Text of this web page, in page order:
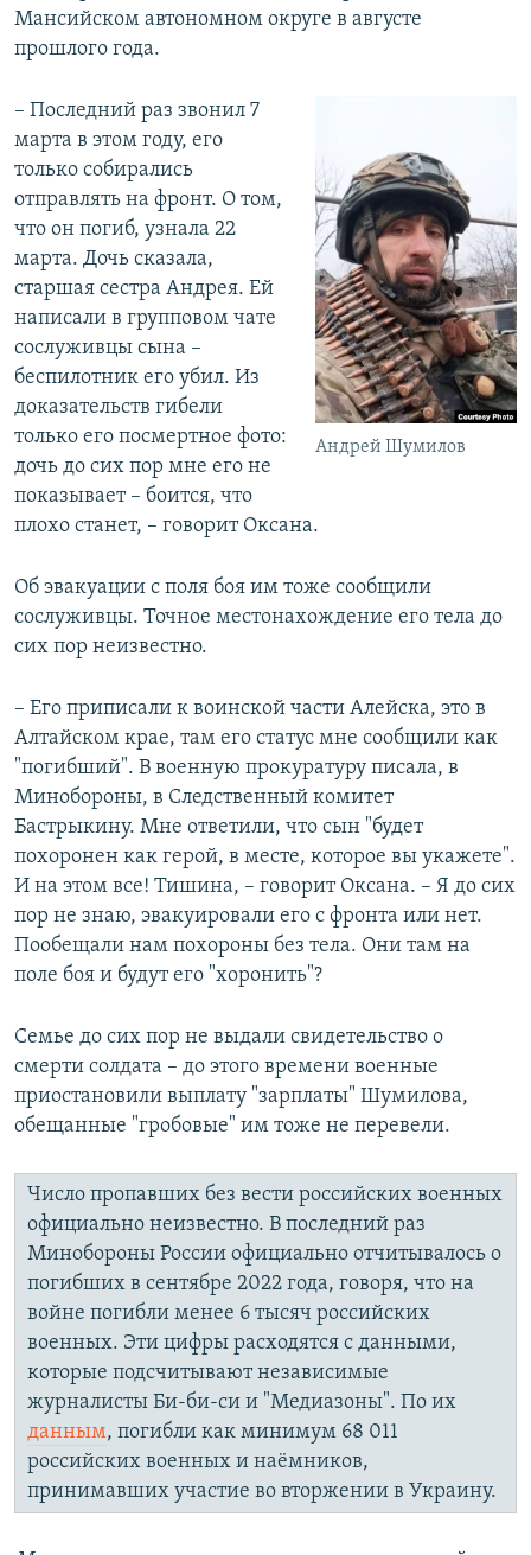
Мансийском автономном округе в августе
прошлого года.
Андрей Шумилов
– Последний раз звонил 7
марта в этом году, его
только собирались
отправлять на фронт. О том,
что он погиб, узнала 22
марта. Дочь сказала,
старшая сестра Андрея. Ей
написали в групповом чате
сослуживцы сына –
беспилотник его убил. Из
доказательств гибели
только его посмертное фото:
дочь до сих пор мне его не
показывает – боится, что
плохо станет, – говорит Оксана.
Об эвакуации с поля боя им тоже сообщили
сослуживцы. Точное местонахождение его тела до
сих пор неизвестно.
– Его приписали к воинской части Алейска, это в
Алтайском крае, там его статус мне сообщили как
"погибший". В военную прокуратуру писала, в
Минобороны, в Следственный комитет
Бастрыкину. Мне ответили, что сын "будет
похоронен как герой, в месте, которое вы укажете".
И на этом все! Тишина, – говорит Оксана. – Я до сих
пор не знаю, эвакуировали его с фронта или нет.
Пообещали нам похороны без тела. Они там на
поле боя и будут его "хоронить"?
Семье до сих пор не выдали свидетельство о
смерти солдата – до этого времени военные
приостановили выплату "зарплаты" Шумилова,
обещанные "гробовые" им тоже не перевели.
Число пропавших без вести российских военных
официально неизвестно. В последний раз
Минобороны России официально отчитывалось о
погибших в сентябре 2022 года, говоря, что на
войне погибли менее 6 тысяч российских
военных. Эти цифры расходятся с данными,
которые подсчитывают независимые
журналисты Би-би-си и "Медиазоны". По их
данным, погибли как минимум 68 011
российских военных и наёмников,
принимавших участие во вторжении в Украину.